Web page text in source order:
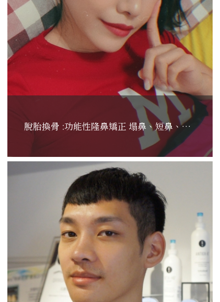
脫胎換骨 :功能性隆鼻矯正 塌鼻、短鼻、鼻塞